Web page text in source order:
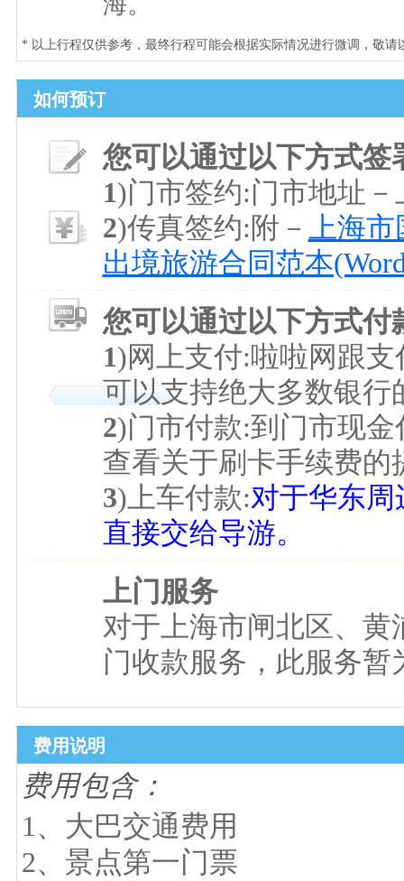
* 以上行程仅供参考，最终行程可能会根据实际情况进行微调，敬请
如何预订
您可以通过以下方式签
1)门市签约:门市地址
2)传真签约:附－ 上海市
出境旅游合同范本
您可以通过以下方式付
1)网上支付:啦啦网跟
可以支持绝大多数银行
2)门市付款:到门市现
查看关于刷卡手续费
3)上车付款:对于华东周
直接交给导游。
上门服务
对于上海市闸北区、
门收款服务，此服务
费用说明
费用包含：
1、大巴交通费用
2、景点第一门票